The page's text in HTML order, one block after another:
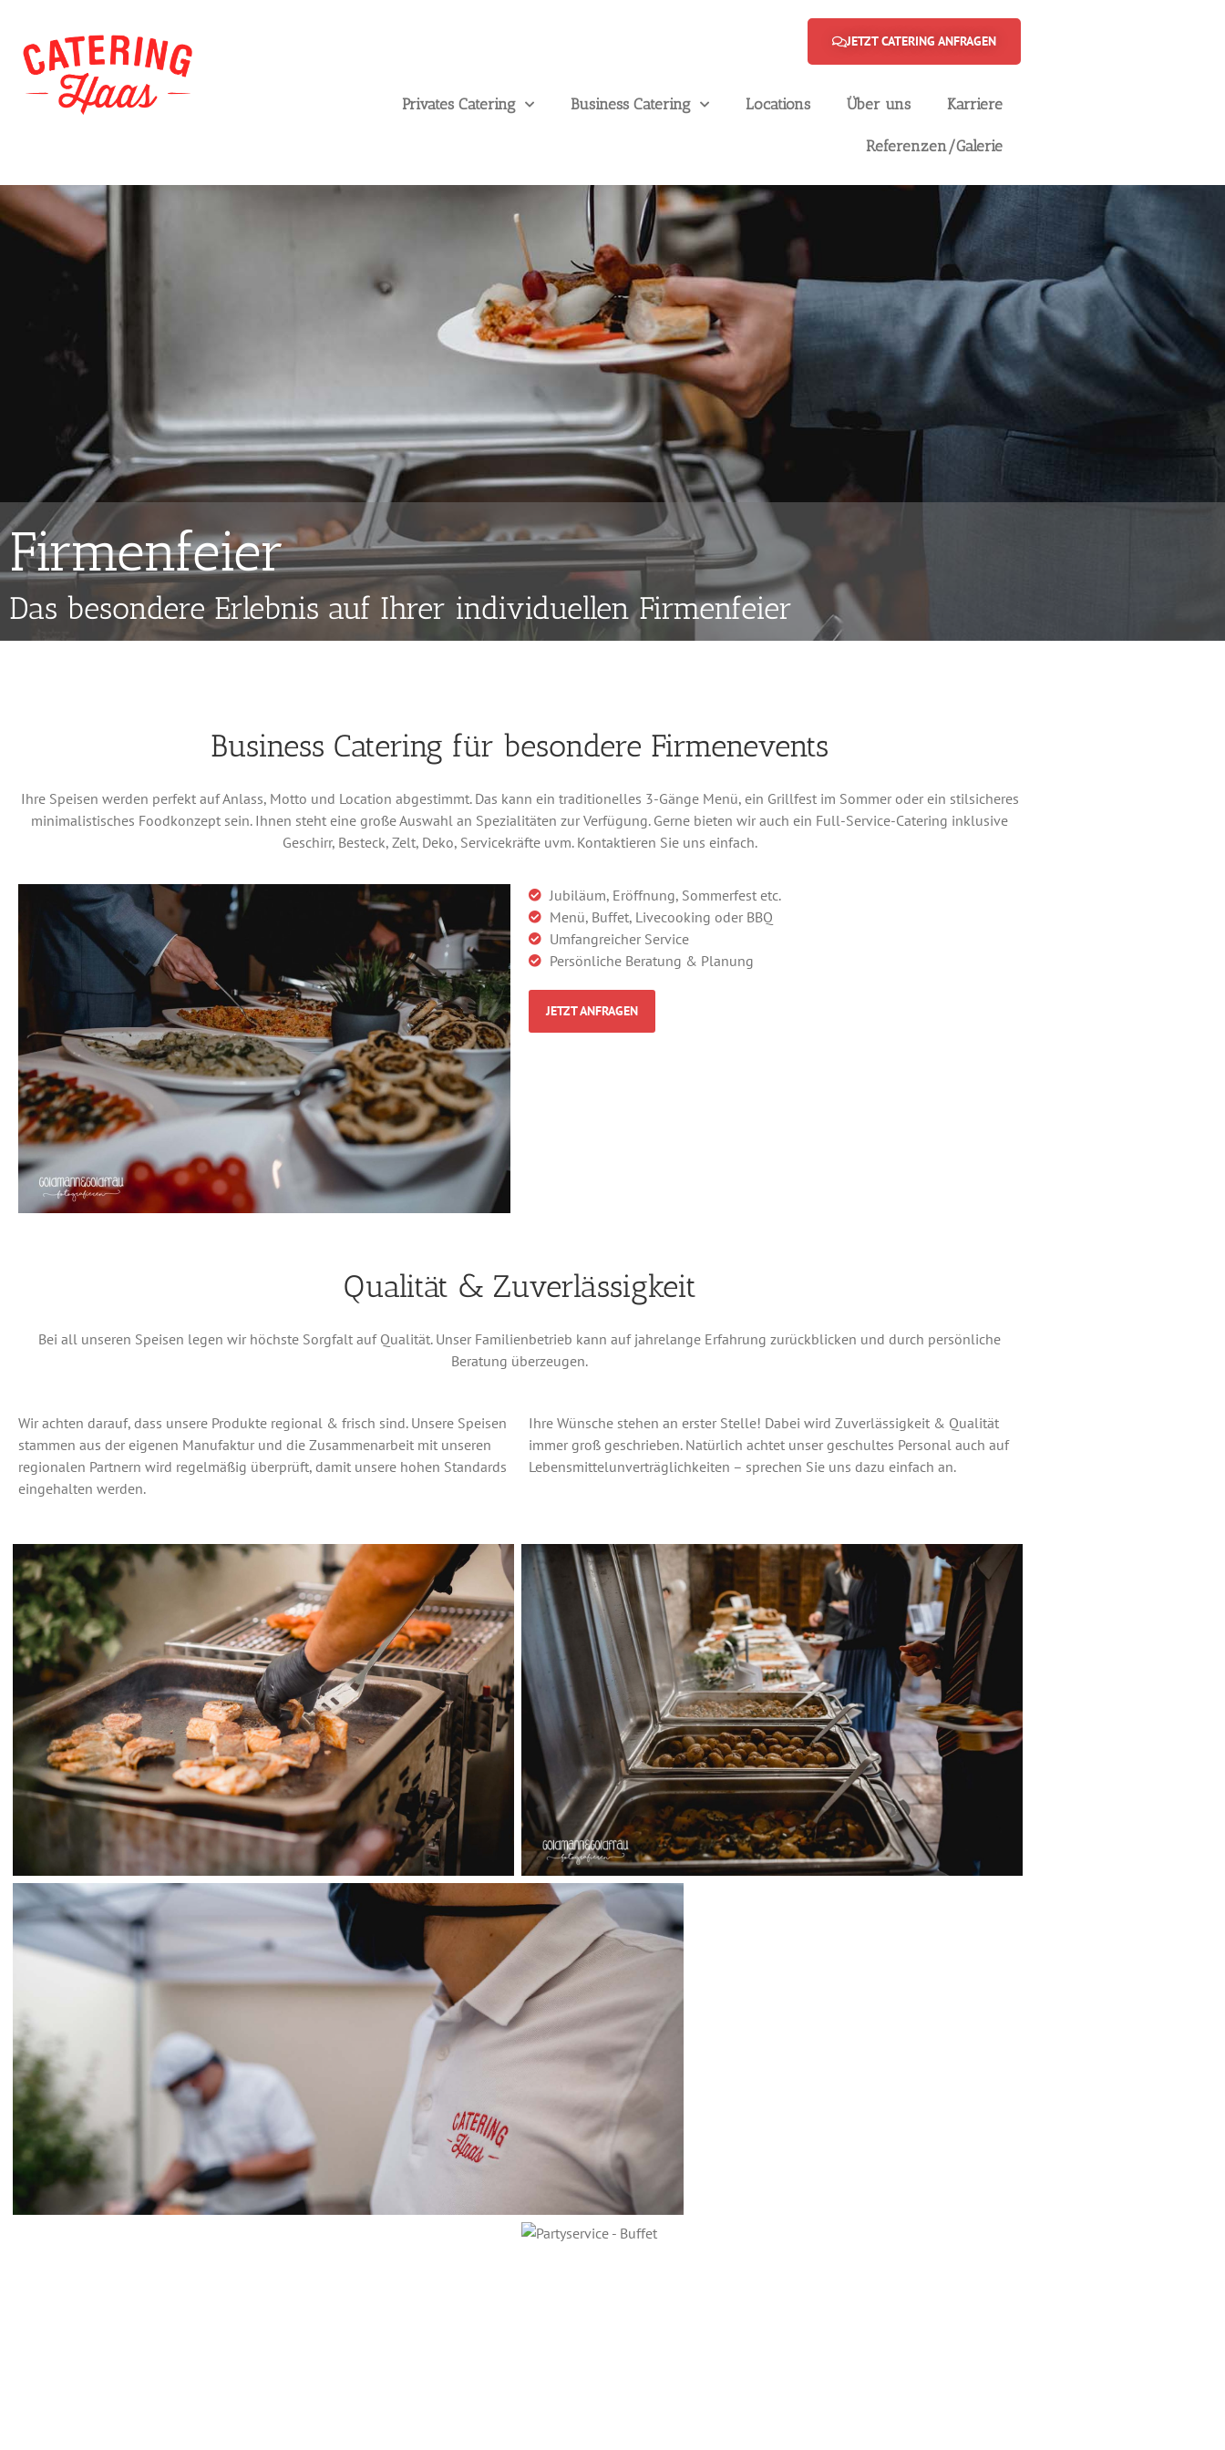
JETZT CATERING ANFRAGEN
Privates Catering Business Catering Locations Über uns Karriere
Referenzen/Galerie
Firmenfeier
Das besondere Erlebnis auf Ihrer individuellen Firmenfeier
Business Catering für besondere Firmenevents
Ihre Speisen werden perfekt auf Anlass, Motto und Location abgestimmt. Das kann ein traditionelles 3-Gänge Menü, ein Grillfest im Sommer oder ein stilsicheres
minimalistisches Foodkonzept sein. Ihnen steht eine große Auswahl an Spezialitäten zur Verfügung. Gerne bieten wir auch ein Full-Service-Catering inklusive
Geschirr, Besteck, Zelt, Deko, Servicekräfte uvm. Kontaktieren Sie uns einfach.
Jubiläum, Eröffnung, Sommerfest etc.
Menü, Buffet, Livecooking oder BBQ
Umfangreicher Service
Persönliche Beratung & Planung
JETZT ANFRAGEN
Qualität & Zuverlässigkeit
Bei all unseren Speisen legen wir höchste Sorgfalt auf Qualität. Unser Familienbetrieb kann auf jahrelange Erfahrung zurückblicken und durch persönliche
Beratung überzeugen.
Wir achten darauf, dass unsere Produkte regional & frisch sind. Unsere Speisen
stammen aus der eigenen Manufaktur und die Zusammenarbeit mit unseren
regionalen Partnern wird regelmäßig überprüft, damit unsere hohen Standards
eingehalten werden.
Ihre Wünsche stehen an erster Stelle! Dabei wird Zuverlässigkeit & Qualität
immer groß geschrieben. Natürlich achtet unser geschultes Personal auch auf
Lebensmittelunverträglichkeiten – sprechen Sie uns dazu einfach an.